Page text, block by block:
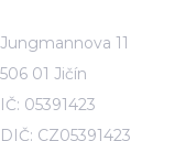
Jungmannova 11
506 01 Jičín
IČ: 05391423
DIČ: CZ05391423